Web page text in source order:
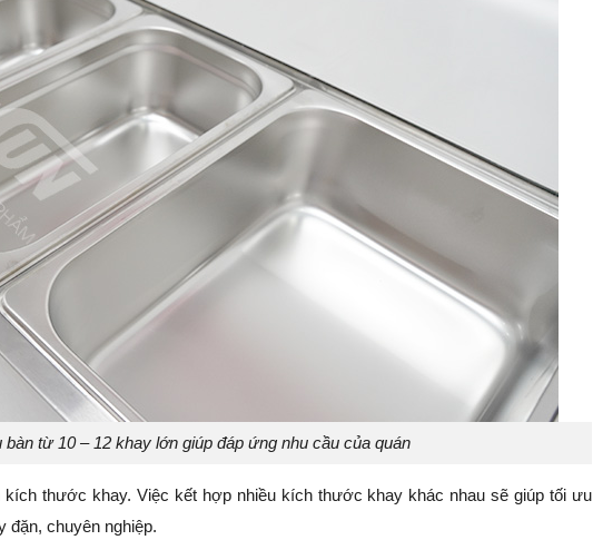
bàn từ 10 – 12 khay lớn giúp đáp ứng nhu cầu của quán
thước khay. Việc kết hợp nhiều kích thước khay khác nhau sẽ giúp tối ưu
đặn, chuyên nghiệp.